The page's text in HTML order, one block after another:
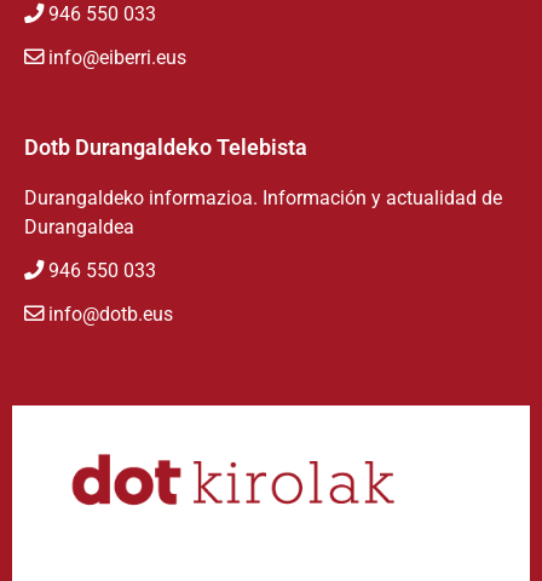
946 550 033
info@eiberri.eus
Dotb Durangaldeko Telebista
Durangaldeko informazioa. Información y actualidad de
Durangaldea
946 550 033
info@dotb.eus